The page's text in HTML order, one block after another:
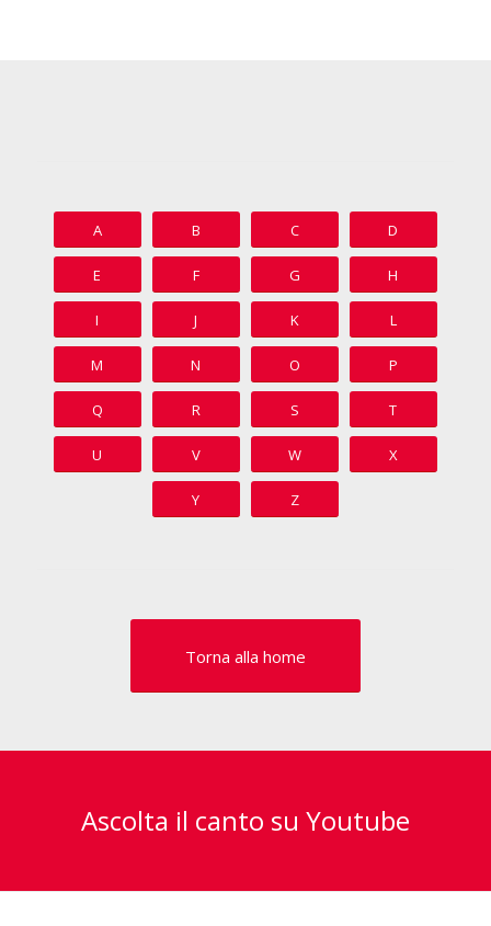
A B C D
E F G H
I J K L
M N O P
Q R S T
U V W X
Y Z
Torna alla home
Ascolta il canto su Youtube